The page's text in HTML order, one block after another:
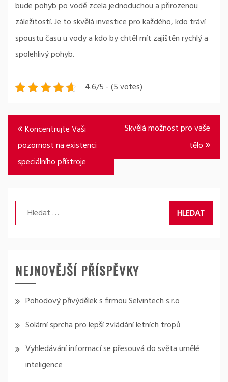
bude pohyb po vodě zcela jednoduchou a přirozenou
záležitostí. Je to skvělá investice pro každého, kdo tráví
spoustu času u vody a kdo by chtěl mít zajištěn rychlý a
spolehlivý pohyb.
4.6/5 - (5 votes)
Navigace
pro
příspěvek
Koncentrujte Vaši
pozornost na existenci
speciálního přístroje
Skvělá možnost pro vaše
tělo
Vyhledávání
NEJNOVĚJŠÍ PŘÍSPĚVKY
Pohodový přivýdělek s firmou Selvintech s.r.o
Solární sprcha pro lepší zvládání letních tropů
Vyhledávání informací se přesouvá do světa umělé
inteligence